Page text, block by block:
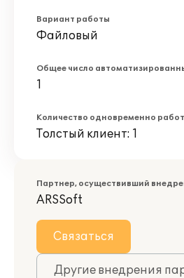
Вариант работы
Файловый
Общее число
1
Количество одновременно
Толстый клиент: 1
Партнер, осуществивший
ARSSoft
Связаться
Другие внедрения